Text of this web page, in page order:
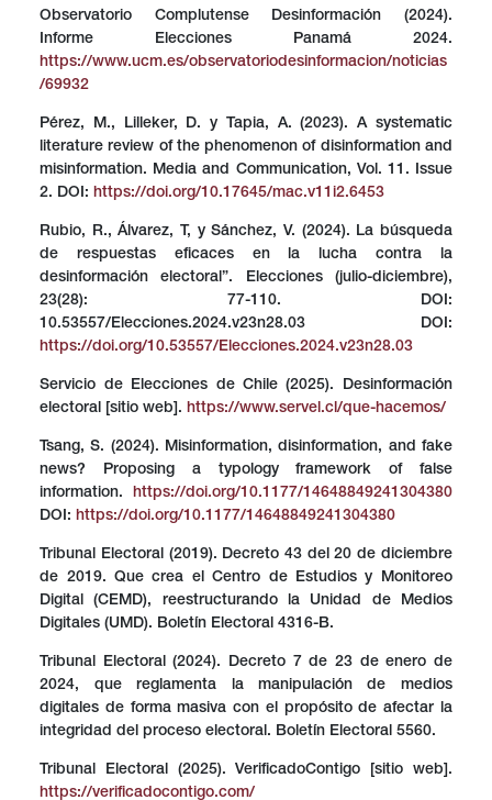
Observatorio Complutense Desinformación (2024).
Informe Elecciones Panamá 2024.
https://www.ucm.es/observatoriodesinformacion/noticias
/69932
Pérez, M., Lilleker, D. y Tapia, A. (2023). A systematic
literature review of the phenomenon of disinformation and
misinformation. Media and Communication, Vol. 11. Issue
2. DOI: https://doi.org/10.17645/mac.v11i2.6453
Rubio, R., Álvarez, T, y Sánchez, V. (2024). La búsqueda
de respuestas eficaces en la lucha contra la
desinformación electoral”. Elecciones (julio-diciembre),
23(28): 77-110. DOI:
10.53557/Elecciones.2024.v23n28.03 DOI:
https://doi.org/10.53557/Elecciones.2024.v23n28.03
Servicio de Elecciones de Chile (2025). Desinformación
electoral [sitio web]. https://www.servel.cl/que-hacemos/
Tsang, S. (2024). Misinformation, disinformation, and fake
news? Proposing a typology framework of false
information.
https://doi.org/10.1177/14648849241304380
DOI: https://doi.org/10.1177/14648849241304380
Tribunal Electoral (2019). Decreto 43 del 20 de diciembre
de 2019. Que crea el Centro de Estudios y Monitoreo
Digital (CEMD), reestructurando la Unidad de Medios
Digitales (UMD). Boletín Electoral 4316-B.
Tribunal Electoral (2024). Decreto 7 de 23 de enero de
2024, que reglamenta la manipulación de medios
digitales de forma masiva con el propósito de afectar la
integridad del proceso electoral. Boletín Electoral 5560.
Tribunal Electoral (2025). VerificadoContigo [sitio web].
https://verificadocontigo.com/